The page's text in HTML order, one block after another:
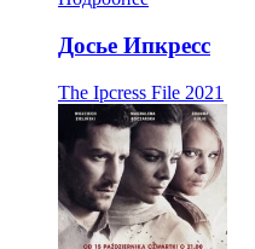
Досье Ипкресс
The Ipcress File 2021